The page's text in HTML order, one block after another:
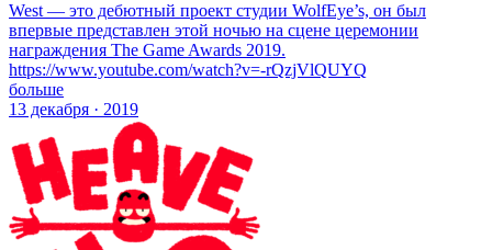
West — это дебютный проект студии WolfEye’s, он был
впервые представлен этой ночью на сцене церемонии
награждения The Game Awards 2019.
https://www.youtube.com/watch?v=-rQzjVlQUYQ
больше
13 декабря · 2019